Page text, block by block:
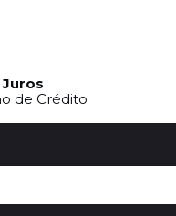
Juros
de Crédito